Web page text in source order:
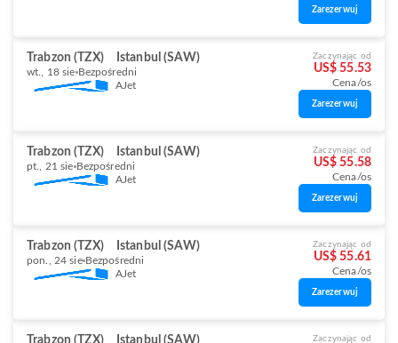
Zarezerwuj
Trabzon (TZX) Istanbul (SAW)
wt., 18 sie Bezpośredni
AJet
Zaczynając od
US$ 55.53
Cena/os
Zarezerwuj
Trabzon (TZX) Istanbul (SAW)
pt., 21 sie Bezpośredni
AJet
Zaczynając od
US$ 55.58
Cena/os
Zarezerwuj
Trabzon (TZX) Istanbul (SAW)
pon., 24 sie Bezpośredni
AJet
Zaczynając od
US$ 55.61
Cena/os
Zarezerwuj
Trabzon (TZX) Istanbul (SAW) Zaczynając od